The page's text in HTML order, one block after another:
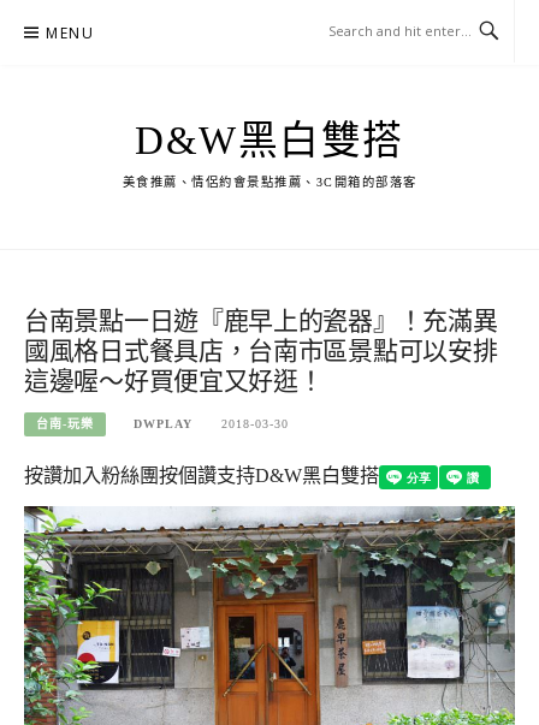
MENU
D&W黑白雙搭
美食推薦、情侶約會景點推薦、3C開箱的部落客
台南景點一日遊『鹿早上的瓷器』！充滿異
國風格日式餐具店，台南市區景點可以安排
這邊喔～好買便宜又好逛！
台南-玩樂 DWPLAY 2018-03-30
按讚加入粉絲團按個讚支持D&W黑白雙搭